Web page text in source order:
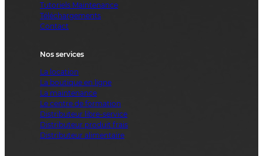
Tutoriels Maintenance
Téléchargements
Contact
Nos services
La location
La boutique en ligne
La maintenance
Le centre de formation
Distributeur libre-service
Distributeur produit frais
Distributeur alimentaire